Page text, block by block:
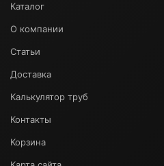
Каталог
О компании
Статьи
Доставка
Калькулятор труб
Контакты
Корзина